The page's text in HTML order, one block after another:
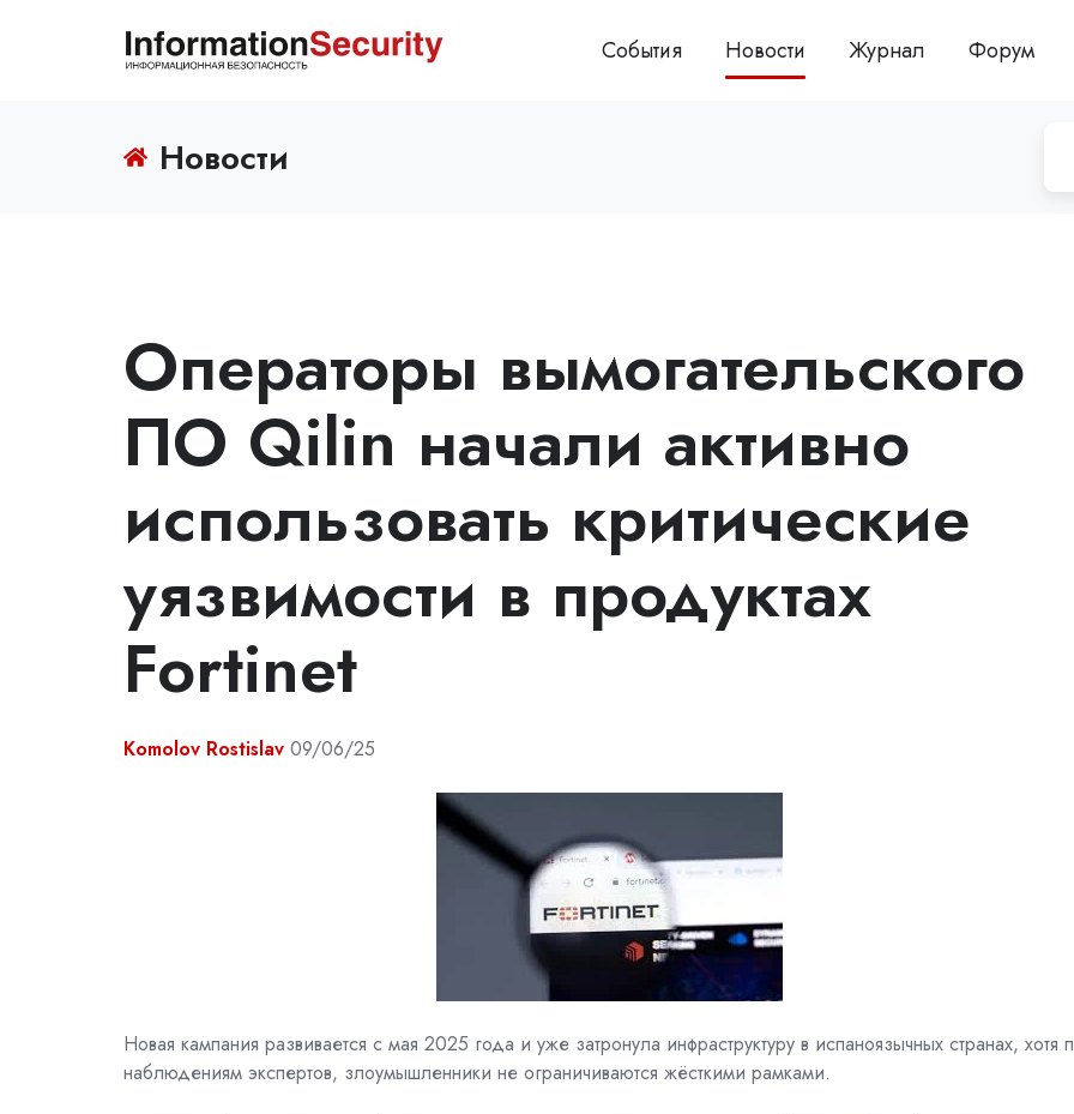
События Новости Журнал Форум
Новости
Операторы вымогательского
ПО Qilin начали активно
использовать критические
уязвимости в продуктах
Fortinet
Komolov Rostislav 09/06/25
Новая кампания развивается с мая 2025 года и уже затронула инфраструктуру в испаноязычных странах, хотя
наблюдениям экспертов, злоумышленники не ограничиваются жёсткими рамками.